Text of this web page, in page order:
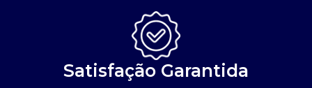
Satisfação Garantida